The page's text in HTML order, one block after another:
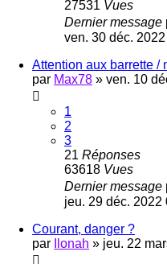
27531 Vues
Dernier message
ven. 30 déc.
Attention aux barrette /
par Max78 » ven. 10
1
2
3
21 Réponses
63618 Vues
Dernier message
jeu. 29 déc. 2022
Courant, danger ?
par
Ilonah » jeu. 22